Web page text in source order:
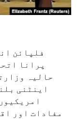
فلپائن
حالیہ
اینٹنی
مفادات اور